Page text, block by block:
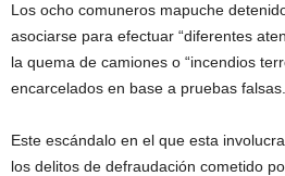
Los ocho comuneros mapuche
asociarse para efectuar “diferentes
la quema de camiones o “incendios
encarcelados en base a pruebas falsas.
Este escándalo en el que esta
los delitos de defraudación cometido